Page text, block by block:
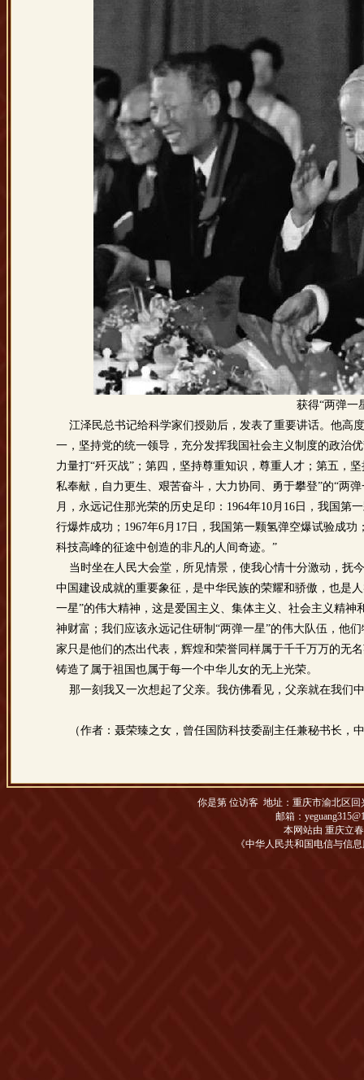
获得“两弹一
江泽民总书记给科学家们授勋后，发表了重要讲话。他高
一，坚持党的统一领导，充分发挥我国社会主义制度的政治
力量打“歼灭战”；第四，坚持尊重知识，尊重人才；第五，
私奉献，自力更生、艰苦奋斗，大力协同、勇于攀登”的“两
月，永远记住那光荣的历史足印：1964年10月16日，我国第
行爆炸成功；1967年6月17日，我国第一颗氢弹空爆试验成
科技高峰的征途中创造的非凡的人间奇迹。”
当时坐在人民大会堂，所见情景，使我心情十分激动，抚
中国建设成就的重要象征，是中华民族的荣耀和骄傲，也是
一星”的伟大精神，这是爱国主义、集体主义、社会主义精
神财富；我们应该永远记住研制“两弹一星”的伟大队伍，他
家只是他们的杰出代表，辉煌和荣誉同样属于千千万万的无
铸造了属于祖国也属于每一个中华儿女的无上光荣。
那一刻我又一次想起了父亲。我仿佛看见，父亲就在我们
（作者：聂荣臻之女，曾任国防科技委副主任兼秘书长，
你是第 位访客 地址： 重庆市渝北区回
邮箱：
本网站由 重庆立
《中华人民共和国电信与信